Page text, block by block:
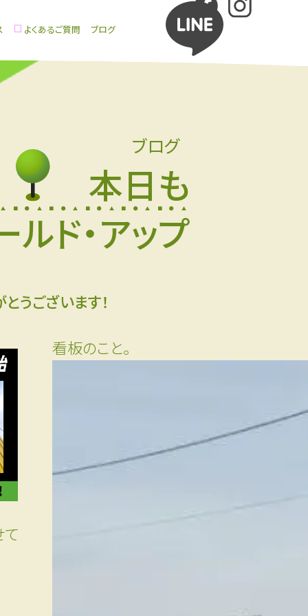
よくあるご質問 ブログ
ブログ
本日も
ルド・アップ
うございます！
看板のこと。